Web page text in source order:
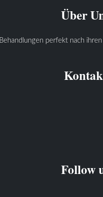
Über
perfekt nach
Follow